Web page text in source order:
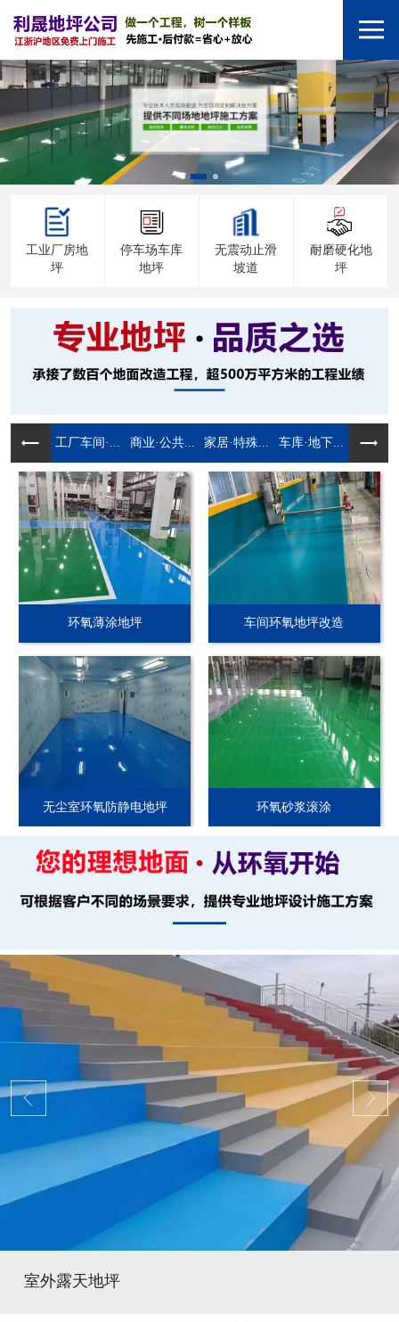
工业厂房地
坪
停车场车库
地坪
无震动止滑
坡道
耐磨硬化地
坪
工厂车间·... 商业·公共... 家居·特殊... 车库·地下...
环氧薄涂地坪 车间环氧地坪改造
无尘室环氧防静电地坪 环氧砂浆滚涂
室外露天地坪